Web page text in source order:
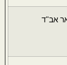
אב"ד